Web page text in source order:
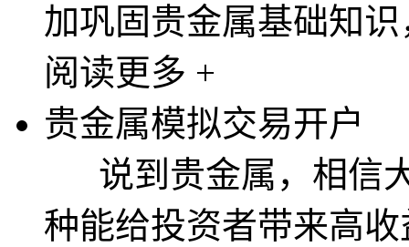
加巩固贵金属基础知
阅读更多 +
贵金属模拟交易开户
说到贵金属，相信
种能给投资者带来高